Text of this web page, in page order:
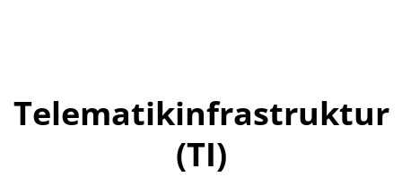
Telematikinfrastruktur
(TI)